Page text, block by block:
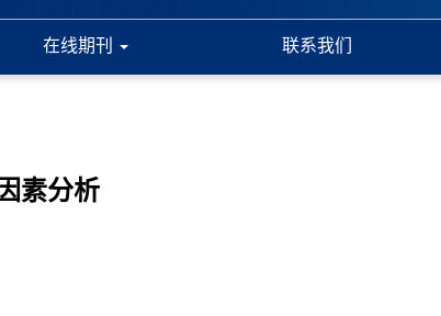
在线期刊 联系我们
素分析